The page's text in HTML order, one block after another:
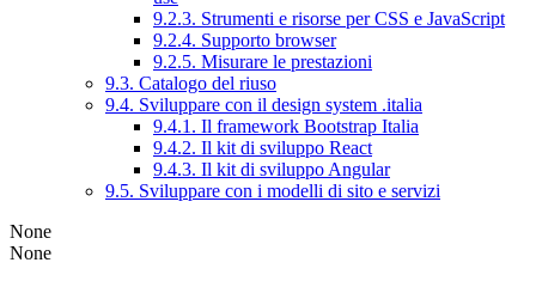
9.2.3. Strumenti e risorse per CSS e JavaScript
9.2.4. Supporto browser
9.2.5. Misurare le prestazioni
9.3. Catalogo del riuso
9.4. Sviluppare con il design system .italia
9.4.1. Il framework Bootstrap Italia
9.4.2. Il kit di sviluppo React
9.4.3. Il kit di sviluppo Angular
9.5. Sviluppare con i modelli di sito e servizi
None
None